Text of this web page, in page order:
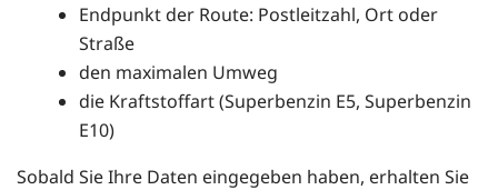
Endpunkt der Route: Postleitzahl, Ort oder
Straße
den maximalen Umweg
die Kraftstoffart (Superbenzin E5, Superbenzin
E10)
Sobald Sie Ihre Daten eingegeben haben, erhalten Sie